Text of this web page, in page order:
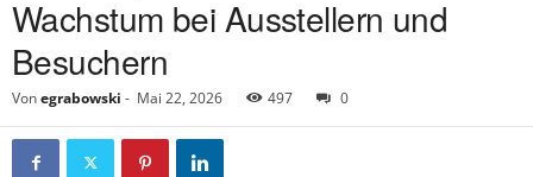
Wachstum bei Ausstellern und
Besuchern
Vonegrabowski - Mai 22, 2026 497 0